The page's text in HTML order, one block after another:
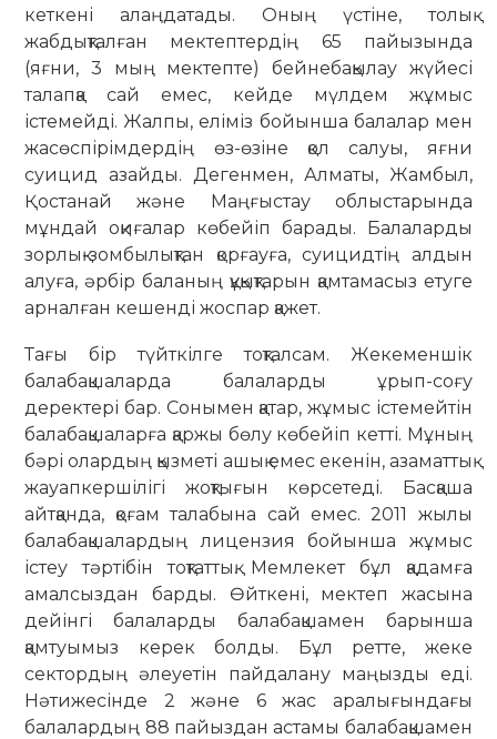
кеткені алаңдатады. Оның үстіне, толық
жабдықталған мектептердің 65 пайызында
(яғни, 3 мың мектепте) бейнебақылау жүйесі
талапқа сай емес, кейде мүлдем жұмыс
істемейді. Жалпы, еліміз бойынша балалар мен
жасөспірімдердің өз-өзіне қол салуы, яғни
суицид азайды. Дегенмен, Алматы, Жамбыл,
Қостанай және Маңғыстау облыстарында
мұндай оқиғалар көбейіп барады. Балаларды
зорлық-зомбылықтан қорғауға, суицидтің алдын
алуға, әрбір баланың құқықтарын қамтамасыз етуге
арналған кешенді жоспар қажет.
Тағы бір түйткілге тоқталсам. Жекеменшік
балабақшаларда балаларды ұрып-соғу
деректері бар. Сонымен қатар, жұмыс істемейтін
балабақшаларға қаржы бөлу көбейіп кетті. Мұның
бәрі олардың қызметі ашық емес екенін, азаматтық
жауапкершілігі жоқтығын көрсетеді. Басқаша
айтқанда, қоғам талабына сай емес. 2011 жылы
балабақшалардың лицензия бойынша жұмыс
істеу тәртібін тоқтаттық. Мемлекет бұл қадамға
амалсыздан барды. Өйткені, мектеп жасына
дейінгі балаларды балабақшамен барынша
қамтуымыз керек болды. Бұл ретте, жеке
сектордың әлеуетін пайдалану маңызды еді.
Нәтижесінде 2 және 6 жас аралығындағы
балалардың 88 пайыздан астамы балабақшамен